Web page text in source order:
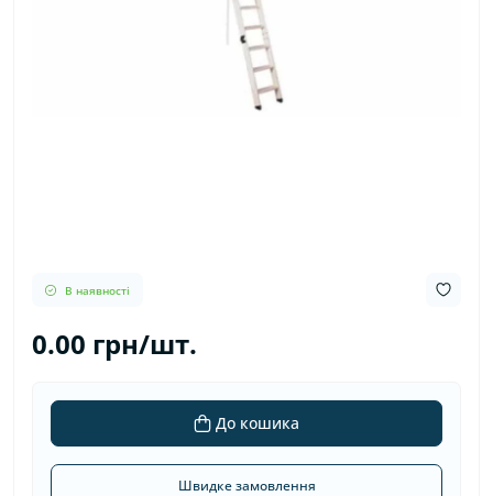
В наявності
0.00 грн/шт.
До кошика
Швидке замовлення